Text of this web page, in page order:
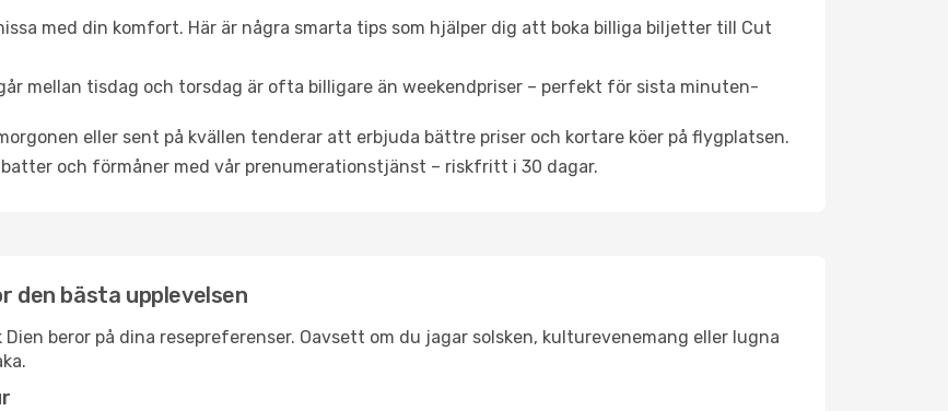
med din komfort. Här är några smarta tips som hjälper dig att boka billiga biljetter till Cut
mellan tisdag och torsdag är ofta billigare än weekendpriser – perfekt för sista minuten-
eller sent på kvällen tenderar att erbjuda bättre priser och kortare köer på flygplatsen.
och förmåner med vår prenumerationstjänst – riskfritt i 30 dagar.
den bästa upplevelsen
beror på dina resepreferenser. Oavsett om du jagar solsken, kulturevenemang eller lugna